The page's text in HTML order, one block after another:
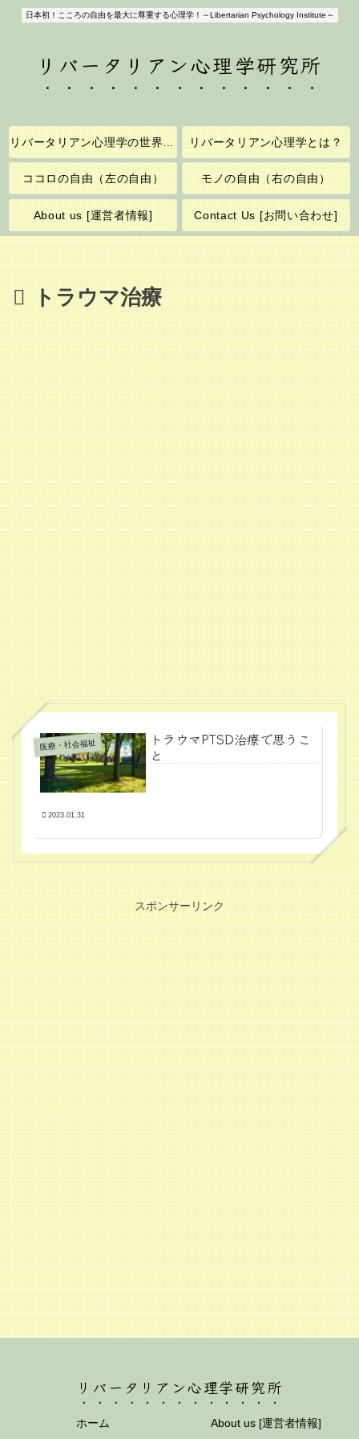
日本初！こころの自由を最大に尊重する心理学！～Libertarian Psychology Institute～
リバータリアン心理学研究所
リバータリアン心理学の世界へようこそ！ リバータリアン心理学とは？
ココロの自由（左の自由） モノの自由（右の自由）
About us [運営者情報] Contact Us [お問い合わせ]
トラウマ治療
医療・社会福祉
トラウマPTSD治療で思うこ
と
2023.01.31
スポンサーリンク
リバータリアン心理学研究所
ホーム About us [運営者情報]